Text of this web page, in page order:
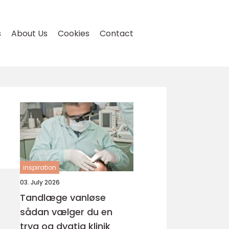
About Us Cookies Contact
inspiration
03. July 2026
Tandlæge vanløse
sådan vælger du en
tryg og dygtig klinik